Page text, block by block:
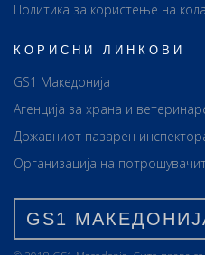
Политика за користење на
КОРИСНИ ЛИНКОВИ
GS1 Македонија
Агенција за храна и
Државниот пазарен
Организација на
GS1